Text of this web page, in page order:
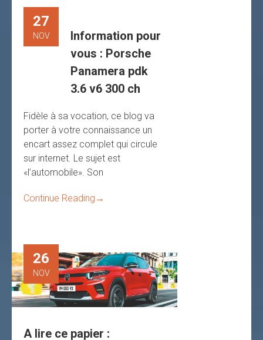
27
NOV
Information pour
vous : Porsche
Panamera pdk
3.6 v6 300 ch
Fidèle à sa vocation, ce blog va
porter à votre connaissance un
encart assez complet qui circule
sur internet. Le sujet est
«l’automobile». Son
Continue Reading →
26
NOV
A lire ce papier :